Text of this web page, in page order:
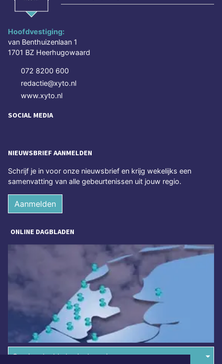
Hoofdvestiging:
van Benthuizenlaan 1
1701 BZ Heerhugowaard
072 8200 600
redactie@xyto.nl
www.xyto.nl
SOCIAL MEDIA
NIEUWSBRIEF AANMELDEN
Schrijf je in voor onze nieuwsbrief en krijg wekelijks een
samenvatting van alle gebeurtenissen uit jouw regio.
Aanmelden
ONLINE DAGBLADEN
Overige dagbladen in de regio